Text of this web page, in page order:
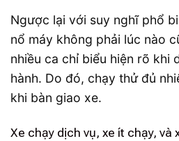
Ngược lại với suy nghĩ phổ
nổ máy không phải lúc nào
nhiều ca chỉ biểu hiện rõ khi
hành. Do đó, chạy thử đủ
khi bàn giao xe.
Xe chạy dịch vụ, xe ít chạy, và